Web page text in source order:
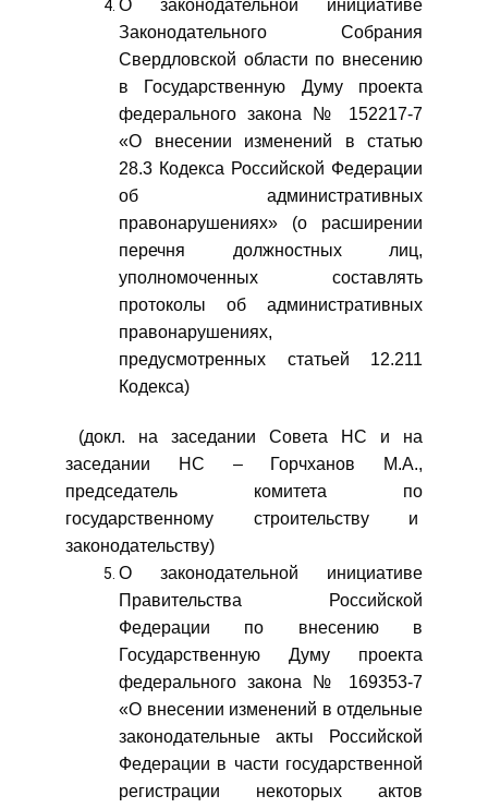
О законодательной инициативе
Законодательного Собрания
Свердловской области по внесению
в Государственную Думу проекта
федерального закона № 152217-7
«О внесении изменений в статью
28.3 Кодекса Российской Федерации
об административных
правонарушениях» (о расширении
перечня должностных лиц,
уполномоченных составлять
протоколы об административных
правонарушениях,
предусмотренных статьей 12.211
Кодекса)
(докл. на заседании Совета НС и на
заседании НС – Горчханов М.А.,
председатель комитета по
государственному строительству и
законодательству)
О законодательной инициативе
Правительства Российской
Федерации по внесению в
Государственную Думу проекта
федерального закона № 169353-7
«О внесении изменений в отдельные
законодательные акты Российской
Федерации в части государственной
регистрации некоторых актов